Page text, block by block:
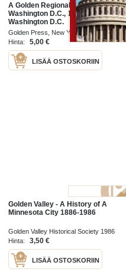
A Golden Regional Guide to
Washington D.C., 1964. Matkaopas
Washington D.C.
Golden Press, New York 1964
Hinta:
5,00 €
LISÄÄ OSTOSKORIIN
Golden Valley - A History of A
Minnesota City 1886-1986
Golden Valley Historical Society 1986
Hinta:
3,50 €
LISÄÄ OSTOSKORIIN